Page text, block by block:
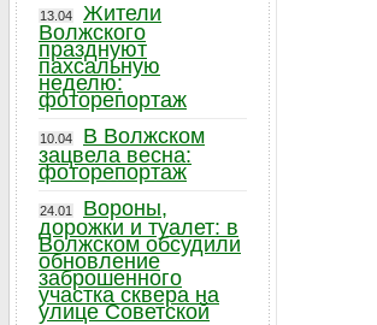
13.04
Жители
Волжского
празднуют
пахсальную
неделю:
фоторепортаж
10.04
В Волжском
зацвела весна:
фоторепортаж
24.01
Вороны,
дорожки и туалет: в
Волжском обсудили
обновление
заброшенного
участка сквера на
улице Советской